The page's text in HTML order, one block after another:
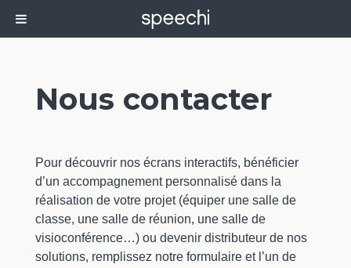
Nous contacter
Pour découvrir nos écrans interactifs, bénéficier
d’un accompagnement personnalisé dans la
réalisation de votre projet (équiper une salle de
classe, une salle de réunion, une salle de
visioconférence…) ou devenir distributeur de nos
solutions, remplissez notre formulaire et l’un de